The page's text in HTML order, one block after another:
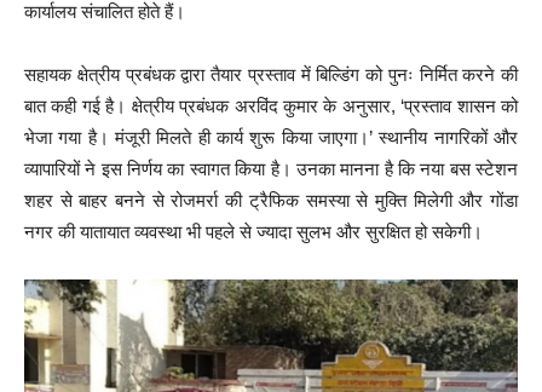
कार्यालय संचालित होते हैं।
सहायक क्षेत्रीय प्रबंधक द्वारा तैयार प्रस्ताव में बिल्डिंग को पुनः निर्मित करने की
बात कही गई है। क्षेत्रीय प्रबंधक अरविंद कुमार के अनुसार, ‘प्रस्ताव शासन को
भेजा गया है। मंजूरी मिलते ही कार्य शुरू किया जाएगा।’ स्थानीय नागरिकों और
व्यापारियों ने इस निर्णय का स्वागत किया है। उनका मानना है कि नया बस स्टेशन
शहर से बाहर बनने से रोजमर्रा की ट्रैफिक समस्या से मुक्ति मिलेगी और गोंडा
नगर की यातायात व्यवस्था भी पहले से ज्यादा सुलभ और सुरक्षित हो सकेगी।